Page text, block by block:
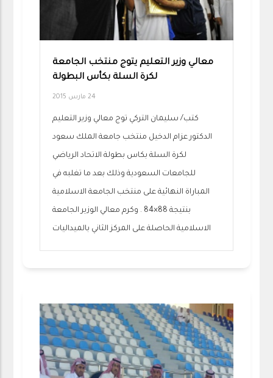
معالي وزير التعليم يتوج منتخب الجامعة
لكرة السلة بكأس البطولة
24 مارس 2015
كتب/ سليمان التركي توج معالي وزير التعليم
الدكتور عزام الدخيل منتخب جامعة الملك سعود
لكرة السلة بكاس بطولة الاتحاد الرياضي
للجامعات السعودية وذلك بعد ما تغلبه في
المباراة النهائية على منتخب الجامعة الاسلامية
بنتيجة 88×84 . وكرم معالي الوزير الجامعة
الاسلامية الحاصلة على المركز الثاني بالميداليات